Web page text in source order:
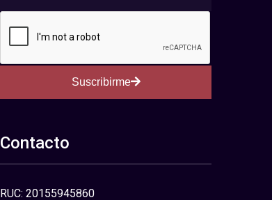
Suscribirme
Contacto
RUC: 20155945860